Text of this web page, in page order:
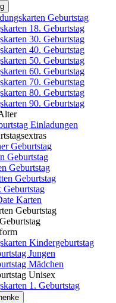
Geburtstag
18. Geburtstag
30. Geburtstag
40. Geburtstag
50. Geburtstag
60. Geburtstag
70. Geburtstag
80. Geburtstag
90. Geburtstag
Einladungen
Geburtstag
Geburtstag
Geburtstag
Geburtstag
Geburtstag
Karten
Geburtstag
Kindergeburtstag
Jungen
Mädchen
Unisex
1. Geburtstag